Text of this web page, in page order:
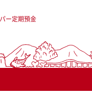
ー定期預金